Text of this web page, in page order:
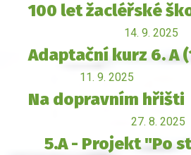
100 let žacléřské
14. 9. 2025
Adaptační kurz 6. A
11. 9. 2025
Na dopravním hřišti
27. 8. 2025
5.A - Projekt "Po